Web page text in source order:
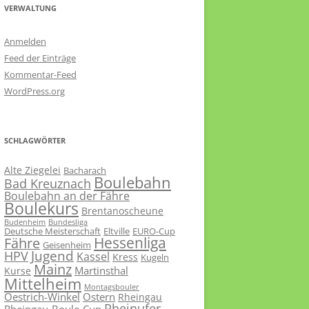
VERWALTUNG
Anmelden
Feed der Einträge
Kommentar-Feed
WordPress.org
SCHLAGWÖRTER
Alte Ziegelei Bacharach
Bad Kreuznach Boulebahn
Boulebahn an der Fähre
Boulekurs Brentanoscheune
Budenheim Bundesliga
Deutsche Meisterschaft Eltville EURO-Cup
Fähre Geisenheim Hessenliga
HPVJugend Kassel Kress Kugeln
Kurse Mainz Martinsthal
Mittelheim Montagsbouler
Oestrich-Winkel Ostern Rheingau